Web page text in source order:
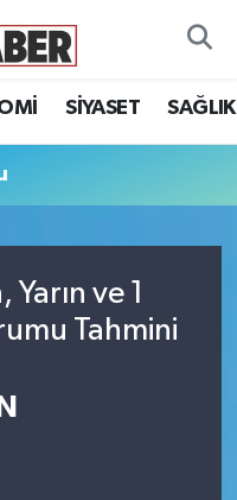
SİYASET SAĞLIK
Yarın ve 1
Tahmini
Fikstür